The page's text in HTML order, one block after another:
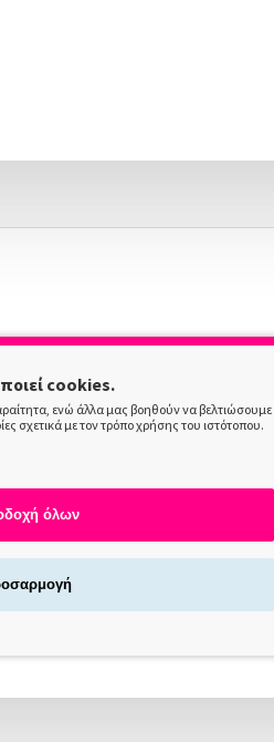
cookies.
ενώ άλλα μας βοηθούν να βελτιώσουμε
σχετικά με τον τρόπο χρήσης του ιστότοπου.
όλων